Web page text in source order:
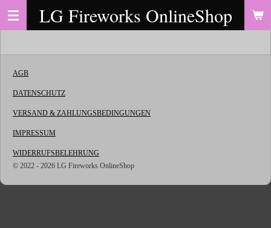
Zum
LG Fireworks OnlineShop
AGB
DATENSCHUTZ
VERSAND & ZAHLUNGSBEDINGUNGEN
IMPRESSUM
WIDERRUFSBELEHRUNG
© 2022 - 2026 LG Fireworks OnlineShop